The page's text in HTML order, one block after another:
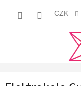
CZK